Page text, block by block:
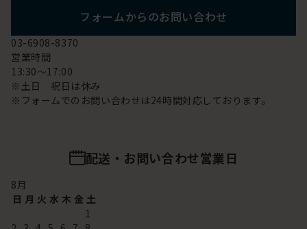
フォームからのお問い合わせ
03-6908-8370
営業時間
13:30～17:00
※土日 祝日は休み
※フォームでのお問い合わせは24時間対応しております。
配送・お問い合わせ営業日
8 月
日 月 火 水 木 金 土
1